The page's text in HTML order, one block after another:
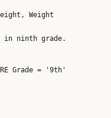
Weight
in ninth grade.